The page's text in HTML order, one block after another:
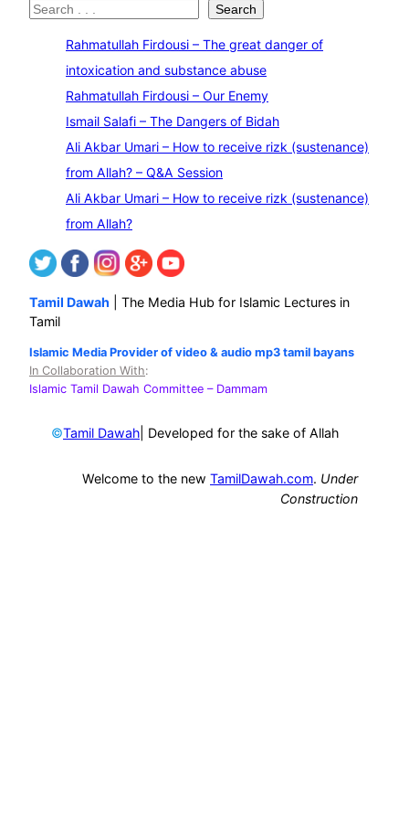
S
Search
Rahmatullah Firdousi – The great danger of
intoxication and substance abuse
Rahmatullah Firdousi – Our Enemy
Ismail Salafi – The Dangers of Bidah
Ali Akbar Umari – How to receive rizk (sustenance)
from Allah? – Q&A Session
Ali Akbar Umari – How to receive rizk (sustenance)
from Allah?
Tamil Dawah | The Media Hub for Islamic Lectures in
Tamil
Islamic Media Provider of video & audio mp3 tamil bayans
In Collaboration With:
Islamic Tamil Dawah Committee – Dammam
©Tamil Dawah | Developed for the sake of Allah
Welcome to the new TamilDawah.com. Under
Construction